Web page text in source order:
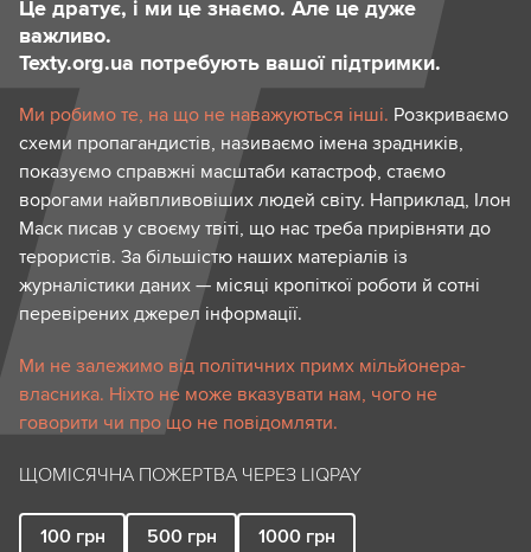
Це дратує, і ми це знаємо. Але це дуже
важливо.
Texty.org.ua потребують вашої підтримки.
Ми робимо те, на що не наважуються інші. Розкриваємо
схеми пропагандистів, називаємо імена зрадників,
показуємо справжні масштаби катастроф, стаємо
ворогами найвпливовіших людей світу. Наприклад, Ілон
Маск писав у своєму твіті, що нас треба прирівняти до
терористів. За більшістю наших матеріалів із
журналістики даних — місяці кропіткої роботи й сотні
перевірених джерел інформації.
Ми не залежимо від політичних примх мільйонера-
власника. Ніхто не може вказувати нам, чого не
говорити чи про що не повідомляти.
ЩОМІСЯЧНА ПОЖЕРТВА ЧЕРЕЗ LIQPAY
100 грн 500 грн 1000 грн